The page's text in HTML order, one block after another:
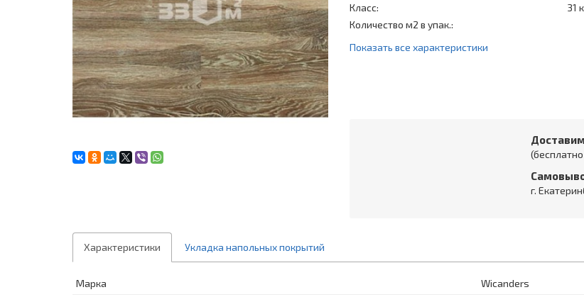
Класс:
31
Количество м2 в упак.:
Показать все характеристики
г.
Характеристики Укладка напольных покрытий
Марка
Wicanders